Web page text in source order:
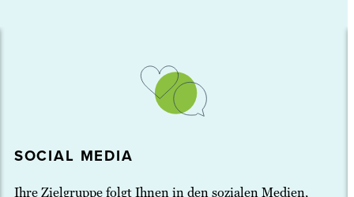
SOCIAL MEDIA
Ihre Zielgruppe folgt Ihnen in den sozialen Medien,